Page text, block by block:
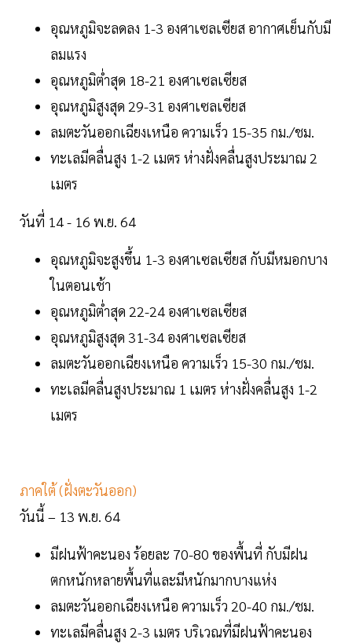
อุณหภูมิจะลดลง 1-3 องศาเซลเซียส อากาศเย็นกับมี
ลมแรง
อุณหภูมิต่ำสุด 18-21 องศาเซลเซียส
อุณหภูมิสูงสุด 29-31 องศาเซลเซียส
ลมตะวันออกเฉียงเหนือ ความเร็ว 15-35 กม./ชม.
ทะเลมีคลื่นสูง 1-2 เมตร ห่างฝั่งคลื่นสูงประมาณ 2
เมตร
วันที่ 14 - 16 พ.ย. 64
อุณหภูมิจะสูงขึ้น 1-3 องศาเซลเซียส กับมีหมอกบาง
ในตอนเช้า
อุณหภูมิต่ำสุด 22-24 องศาเซลเซียส
อุณหภูมิสูงสุด 31-34 องศาเซลเซียส
ลมตะวันออกเฉียงเหนือ ความเร็ว 15-30 กม./ชม.
ทะเลมีคลื่นสูงประมาณ 1 เมตร ห่างฝั่งคลื่นสูง 1-2
เมตร
ภาคใต้ (ฝั่งตะวันออก)
วันนี้ – 13 พ.ย. 64
มีฝนฟ้าคะนอง ร้อยละ 70-80 ของพื้นที่ กับมีฝน
ตกหนักหลายพื้นที่และมีหนักมากบางแห่ง
ลมตะวันออกเฉียงเหนือ ความเร็ว 20-40 กม./ชม.
ทะเลมีคลื่นสูง 2-3 เมตร บริเวณที่มีฝนฟ้าคะนอง